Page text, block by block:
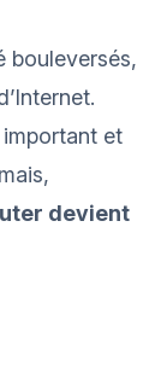
bouleversés,
et
devient